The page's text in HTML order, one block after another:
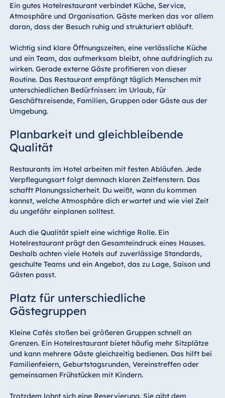
Ein gutes Hotelrestaurant verbindet Küche, Service,
Atmosphäre und Organisation. Gäste merken das vor allem
daran, dass der Besuch ruhig und strukturiert abläuft.
Wichtig sind klare Öffnungszeiten, eine verlässliche Küche
und ein Team, das aufmerksam bleibt, ohne aufdringlich zu
wirken. Gerade externe Gäste profitieren von dieser
Routine. Das Restaurant empfängt täglich Menschen mit
unterschiedlichen Bedürfnissen: im Urlaub, für
Geschäftsreisende, Familien, Gruppen oder Gäste aus der
Umgebung.
Planbarkeit und gleichbleibende
Qualität
Restaurants im Hotel arbeiten mit festen Abläufen. Jede
Verpflegungsart folgt demnach klaren Zeitfenstern. Das
schafft Planungssicherheit. Du weißt, wann du kommen
kannst, welche Atmosphäre dich erwartet und wie viel Zeit
du ungefähr einplanen solltest.
Auch die Qualität spielt eine wichtige Rolle. Ein
Hotelrestaurant prägt den Gesamteindruck eines Hauses.
Deshalb achten viele Hotels auf zuverlässige Standards,
geschulte Teams und ein Angebot, das zu Lage, Saison und
Gästen passt.
Platz für unterschiedliche
Gästegruppen
Kleine Cafés stoßen bei größeren Gruppen schnell an
Grenzen. Ein Hotelrestaurant bietet häufig mehr Sitzplätze
und kann mehrere Gäste gleichzeitig bedienen. Das hilft bei
Familienfeiern, Geburtstagsrunden, Vereinstreffen oder
gemeinsamen Frühstücken mit Kindern.
Trotzdem lohnt sich eine Reservierung. Sie gibt dem